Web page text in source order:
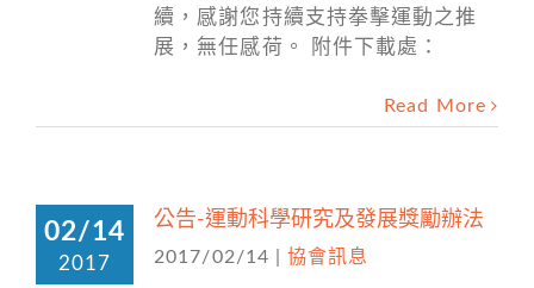
續，感謝您持續支持拳擊運動之推
展，無任感荷。 附件下載處：
Read More
02/14
2017
公告-運動科學研究及發展獎勵辦法
2017/02/14 協會訊息